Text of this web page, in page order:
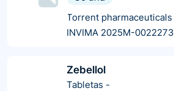
Torrent pharmaceuticals
INVIMA 2025M-0022273
Zebellol
Tabletas -